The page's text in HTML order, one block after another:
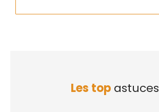
Les top astuces